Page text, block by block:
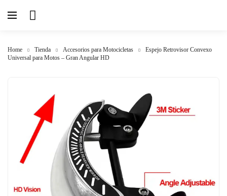
Home Tienda Accesorios para Motocicletas
Espejo Retrovisor Convexo
Universal para Motos – Gran Angular HD